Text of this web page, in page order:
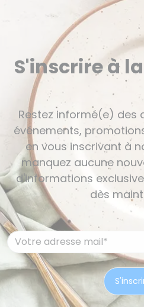
S'inscrire à
Restez informé(e) des
événements,
en vous inscrivant à
manquez aucune
d'informations
dès